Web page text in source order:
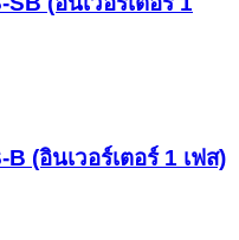
(อินเวอร์เตอร์ 1 เฟส)